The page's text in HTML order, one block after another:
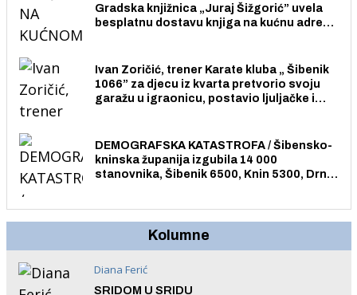
Gradska knjižnica „Juraj Šižgorić” uvela
besplatnu dostavu knjiga na kućnu adresu
Ivan Zoričić, trener Karate kluba „ Šibenik
1066” za djecu iz kvarta pretvorio svoju
garažu u igraonicu, postavio ljuljačke i
DEMOGRAFSKA KATASTROFA / Šibensko-
kninska županija izgubila 14 000
stanovnika, Šibenik 6500, Knin 5300, Drniš
Kolumne
Diana Ferić
SRIDOM U SRIDU